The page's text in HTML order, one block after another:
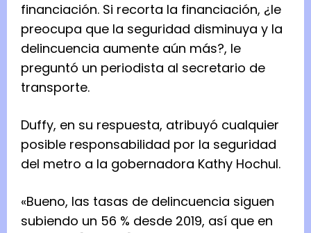
financiación. Si recorta la financiación, ¿le
preocupa que la seguridad disminuya y la
delincuencia aumente aún más?, le
preguntó un periodista al secretario de
transporte.
Duffy, en su respuesta, atribuyó cualquier
posible responsabilidad por la seguridad
del metro a la gobernadora Kathy Hochul.
«Bueno, las tasas de delincuencia siguen
subiendo un 56 % desde 2019, así que en